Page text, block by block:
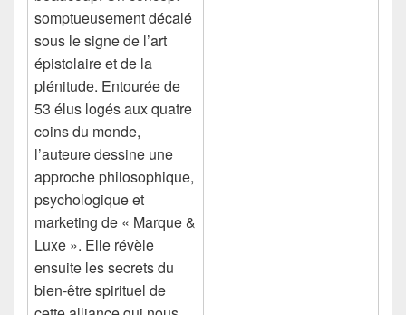
somptueusement décalé
sous le signe de l’art
épistolaire et de la
plénitude. Entourée de
53 élus logés aux quatre
coins du monde,
l’auteure dessine une
approche philosophique,
psychologique et
marketing de « Marque &
Luxe ». Elle révèle
ensuite les secrets du
bien-être spirituel de